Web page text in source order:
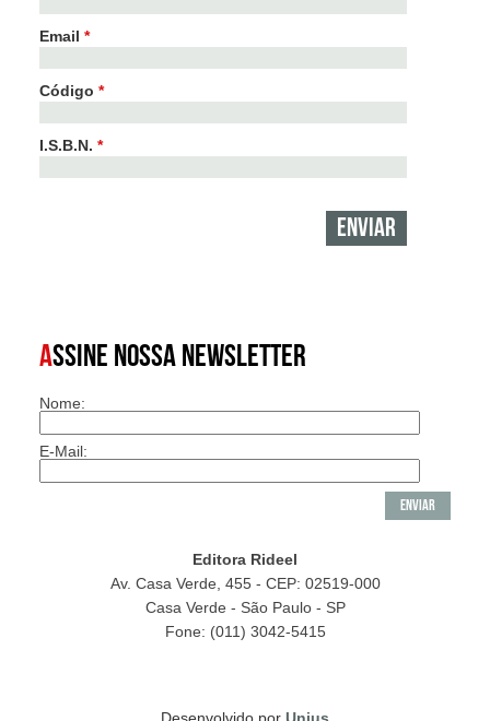
Email *
Código *
I.S.B.N. *
ASSINE NOSSA NEWSLETTER
Nome:
E-Mail:
Editora Rideel
Av. Casa Verde, 455 - CEP: 02519-000
Casa Verde - São Paulo - SP
Fone: (011) 3042-5415